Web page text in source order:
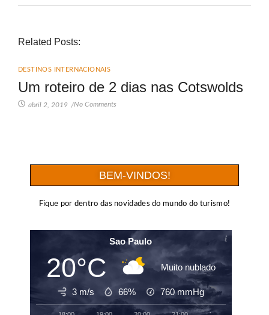
Related Posts:
DESTINOS INTERNACIONAIS
Um roteiro de 2 dias nas Cotswolds
abril 2, 2019 /No Comments
BEM-VINDOS!
Fique por dentro das novidades do mundo do turismo!
Sao Paulo
20°C Muito nublado
3 m/s 66% 760mmHg